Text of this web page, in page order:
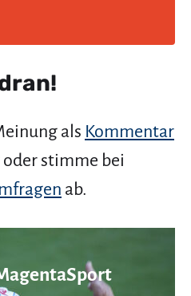
als Kommentar
oder stimme bei
ab.